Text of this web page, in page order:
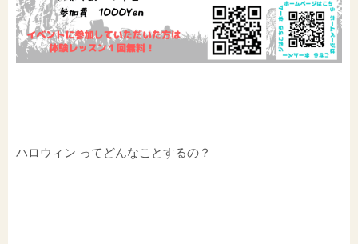
ハロウィン ってどんなことするの？